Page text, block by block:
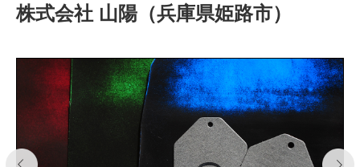
株式会社 山陽（兵庫県姫路市）